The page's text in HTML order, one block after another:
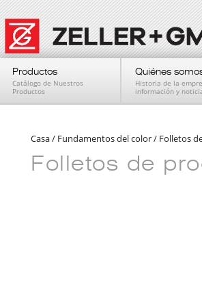
Productos
Catálogo de Nuestros
Productos
Quiénes
Historia de la
información y
Casa/ Fundamentos del color/ Folletos
Folletos de